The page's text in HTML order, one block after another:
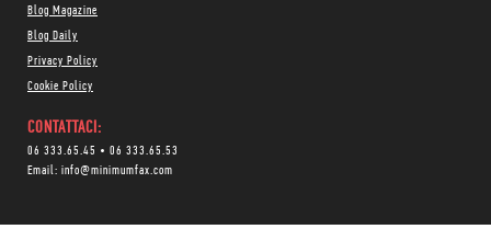
Blog Magazine
Blog Daily
Privacy Policy
Cookie Policy
CONTATTACI:
06 333.65.45 • 06 333.65.53
Email: info@minimumfax.com